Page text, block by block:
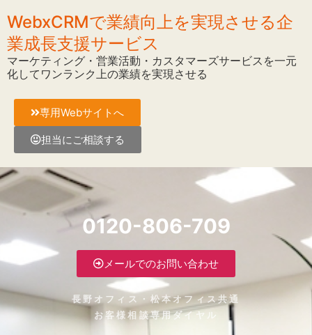
WebxCRMで業績向上を実現させる企
業成長支援サービス
マーケティング・営業活動・カスタマーズサービスを一元
化してワンランク上の業績を実現させる
専用Webサイトへ
担当にご相談する
0120-806-709
メールでのお問い合わせ
長野オフィス・松本オフィス共通
お客様相談専用ダイヤル